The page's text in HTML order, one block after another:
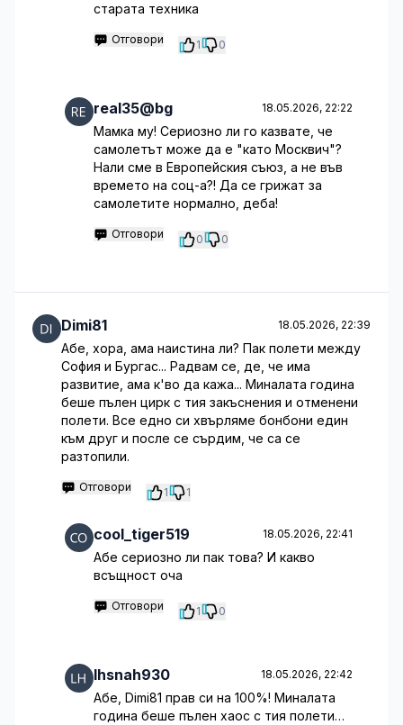
старата техника
Отговори 1 0
real35@bg 18.05.2026, 22:22
Мамка му! Сериозно ли го казвате, че
самолетът може да е "като Москвич"?
Нали сме в Европейския съюз, а не във
времето на соц-а?! Да се грижат за
самолетите нормално, деба!
Отговори 0 0
Dimi81 18.05.2026, 22:39
Абе, хора, ама наистина ли? Пак полети между
София и Бургас... Радвам се, де, че има
развитие, ама к'во да кажа... Миналата година
беше пълен цирк с тия закъснения и отменени
полети. Все едно си хвърляме бонбони един
към друг и после се сърдим, че са се
разтопили.
Отговори 1 1
cool_tiger519 18.05.2026, 22:41
Абе сериозно ли пак това? И какво
всъщност оча
Отговори 1 0
lhsnah930 18.05.2026, 22:42
Абе, Dimi81 прав си на 100%! Миналата
година беше пълен хаос с тия полети…